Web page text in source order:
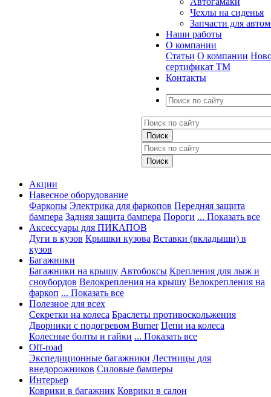
Чехлы на сиденья
Запчасти для
Наши работы
О компании
Статьи О компании
сертификат ТМ
Контакты
Акции
Навесное оборудование
Фаркопы Электрика для фаркопов Передняя защита
бампера Задняя защита бампера Пороги ... Показать все
Аксессуары для ПИКАПОВ
Дуги в кузов Крышки кузова Вставки (вкладыши) в
кузов
Багажники
Багажники на крышу Автобоксы Крепления для лыж и
сноубордов Велокрепления на крышу Велокрепления на
фаркоп ... Показать все
Полезное для всех
Секретки на колеса Браслеты противоскольжения
Дворники с подогревом Burner Цепи на колеса
Колесные болты и гайки ... Показать все
Off-road
Экспедиционные багажники Лестницы для
внедорожников Силовые бамперы
Интерьер
Коврики в багажник Коврики в салон